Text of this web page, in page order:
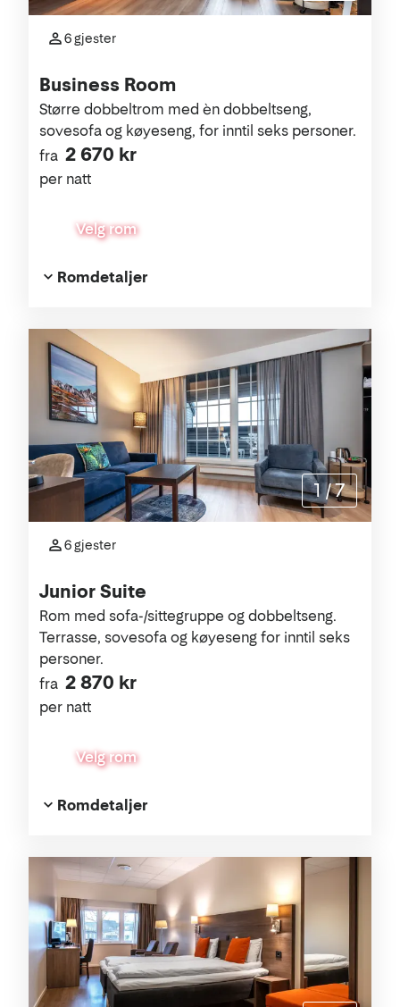
Business Room
fra 2 670 kr
per natt
Større dobbeltrom med èn dobbeltseng,
sovesofa og køyeseng, for inntil seks personer.
Velg rom
6 gjester
Romdetaljer
Junior Suite
fra 2 870 kr
per natt
Rom med sofa-/sittegruppe og dobbeltseng.
Terrasse, sovesofa og køyeseng for inntil seks
personer.
Velg rom
6 gjester
Romdetaljer
1 /7